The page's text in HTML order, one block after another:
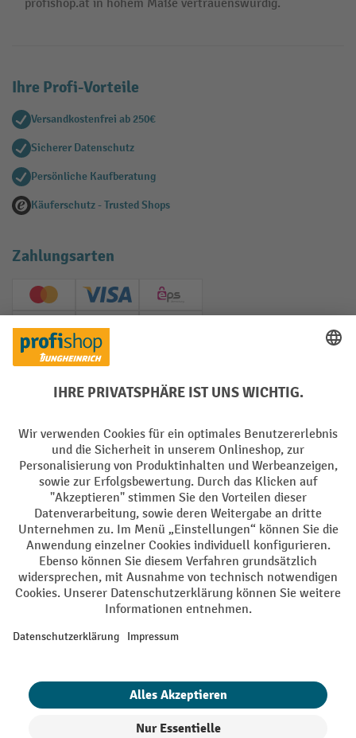
profishop.at in hohem Maße vertrauenswürdig.
Ihre Profi-Vorteile
Versandkostenfrei ab 250€
Sicherer Datenschutz
Persönliche Kaufberatung
Käuferschutz - Trusted Shops
Zahlungsarten
Creditcard (Master)Creditcard (Visa)
EPS
PayPal
Soziale Netzwerke
Impressum Datenschutz
Barrierefreiheit Privacy Settings
Alle Preise exkl. gesetzl. Mehrwertsteuer zzgl.Versandkostenund ggf.
Nachnahmegebühren, wenn nicht anders angegeben.
¹ Der Rabatt gilt so lange der Vorrat reicht. Der Rabatt gilt nicht auf
oder Gutscheinen ist nicht möglich. | ² Der Rabatt wird einmalig bei
eingelöst werden. Die Höhe des Rabatts variiert je nach
Produktkategorie und beträgt bis zu 10 % (10 % auf Lager, Umwelt,
Heben | 7% auf Büro). Ausgenommen sind Elektro-Hubwagen,